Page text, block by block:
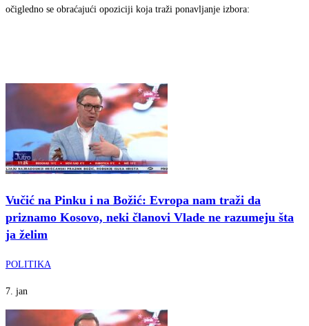
očigledno se obraćajući opoziciji koja traži ponavljanje izbora:
Vučić na Pinku i na Božić: Evropa nam traži da
priznamo Kosovo, neki članovi Vlade ne razumeju šta
ja želim
POLITIKA
7. jan